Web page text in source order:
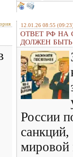
12.01.26 08:55
ОТВЕТ РФ НА
ДОЛЖЕН
России
санкций,
мировой